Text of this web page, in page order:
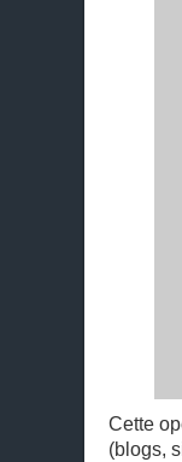
Cette
(blogs,